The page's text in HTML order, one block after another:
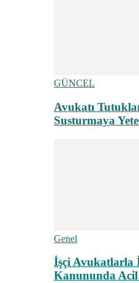
GÜNCEL
Avukatı
Susturmaya
Genel
İşçi Avukatlarla
Kanununda Acil